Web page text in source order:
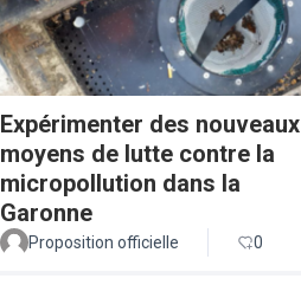
Expérimenter des nouveaux
moyens de lutte contre la
micropollution dans la
Garonne
Proposition officielle 0